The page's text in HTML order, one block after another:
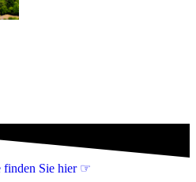
finden Sie hier ☞